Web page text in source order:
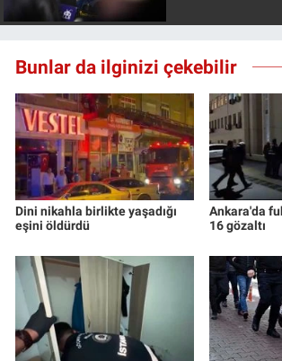
Bunlar da ilginizi çekebilir
Dini nikahla birlikte yaşadığı
eşini öldürdü
Ankara'da
16 gözaltı